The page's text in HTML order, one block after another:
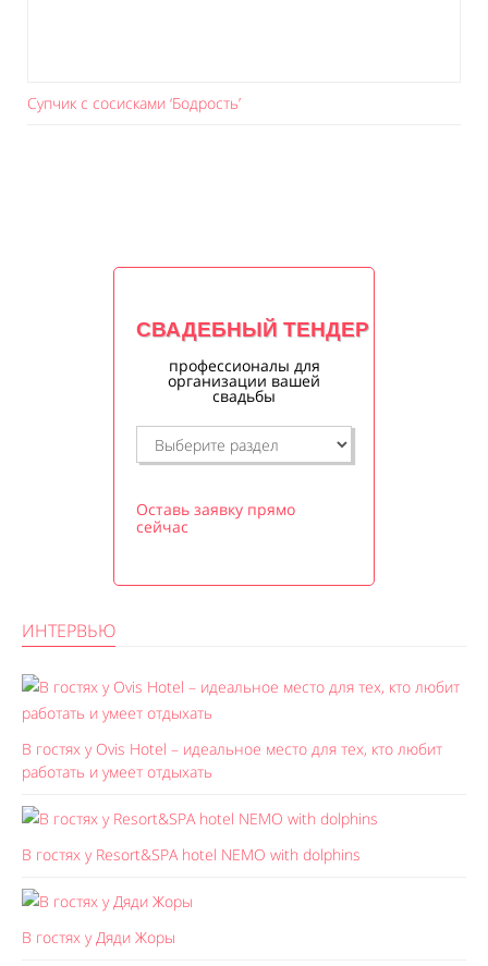
Супчик с сосисками ‘Бодрость’
СВАДЕБНЫЙ ТЕНДЕР
профессионалы для
организации вашей
свадьбы
Оставь заявку прямо
сейчас
ИНТЕРВЬЮ
В гостях у Ovis Hotel – идеальное место для тех, кто любит
работать и умеет отдыхать
В гостях у Resort&SPA hotel NEMO with dolphins
В гостях у Дяди Жоры